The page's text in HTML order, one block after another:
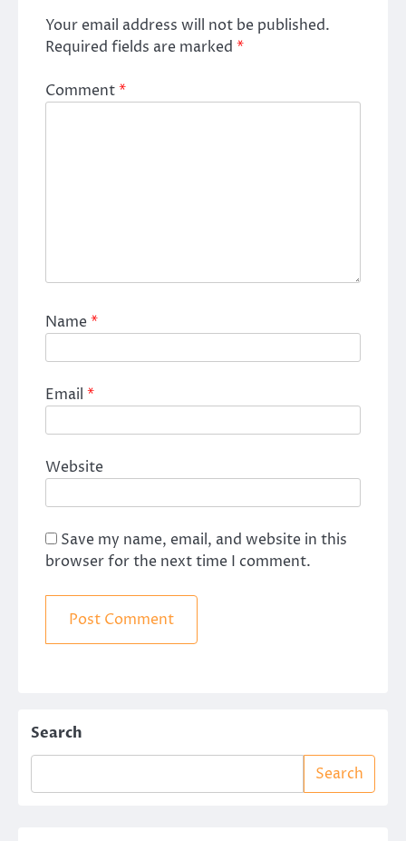
Your email address will not be published.
Required fields are marked *
Comment*
Name*
Email *
Website
Save my name, email, and website in this
browser for the next time I comment.
Search
Search